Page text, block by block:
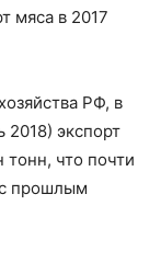
мяса в 2017
РФ, в
экспорт
тонн, что почти
прошлым